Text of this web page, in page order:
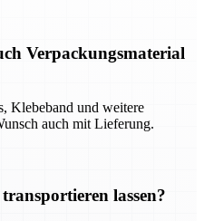
Verpackungsmaterial
Klebeband und weitere
auch mit Lieferung.
lassen?